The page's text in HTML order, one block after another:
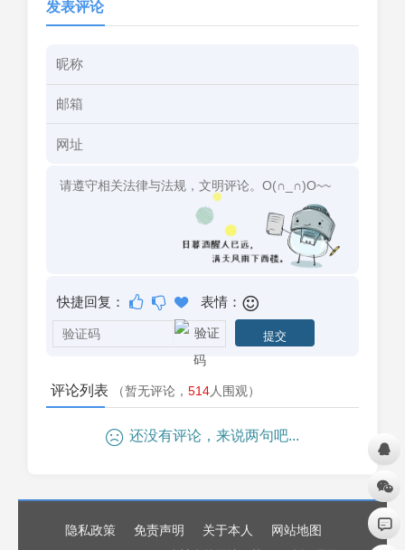
发表评论
快捷回复： 表情：
评论列表 （暂无评论， 514人围观）
还没有评论，来说两句吧...
隐私政策 免责声明 关于本人 网站地图